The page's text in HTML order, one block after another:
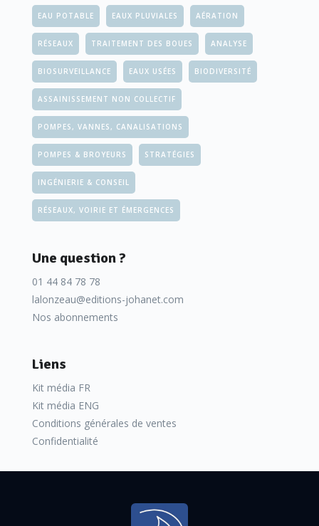
EAU POTABLE EAUX PLUVIALES AÉRATION
RÉSEAUX TRAITEMENT DES BOUES ANALYSE
BIOSURVEILLANCE EAUX USÉES BIODIVERSITÉ
ASSAINISSEMENT NON COLLECTIF
POMPES, VANNES, CANALISATIONS
POMPES & BROYEURS STRATÉGIES
INGÉNIERIE & CONSEIL
RÉSEAUX, VOIRIE ET ÉMERGENCES
Une question ?
01 44 84 78 78
lalonzeau@editions-johanet.com
Nos abonnements
Liens
Kit média FR
Kit média ENG
Conditions générales de ventes
Confidentialité